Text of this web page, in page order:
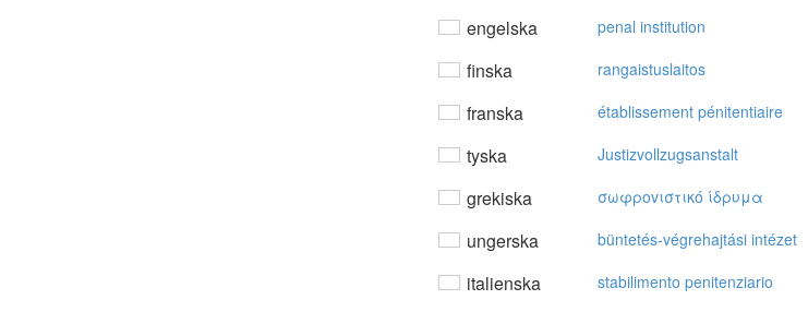
engelska penal institution
finska rangaistuslaitos
franska établissement pénitentiaire
tyska Justizvollzugsanstalt
grekiska σωφρovιστικό ίδρυμα
ungerska büntetés-végrehajtási intézet
italienska stabilimento penitenziario